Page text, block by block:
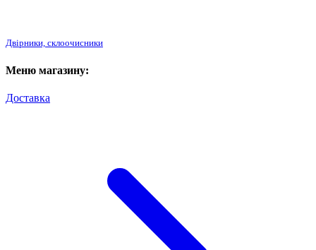
Двірники, склоочисники
Меню магазину:
Доставка